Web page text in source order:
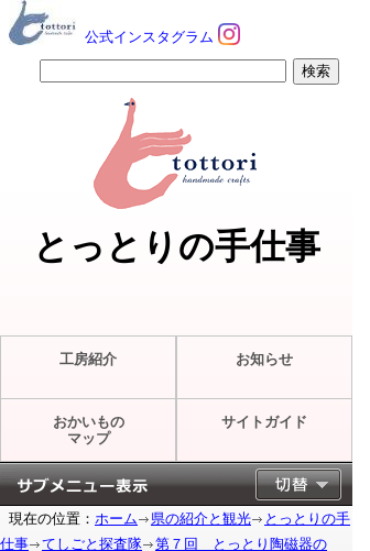
公式インスタグラム
とっとりの手仕事
工房紹介 お知らせ
おかいもの
マップ
サイトガイド
現在の位置： ホーム 県の紹介と観光
とっとりの手
仕事
てしごと探査隊
第７回 とっとり陶磁器の